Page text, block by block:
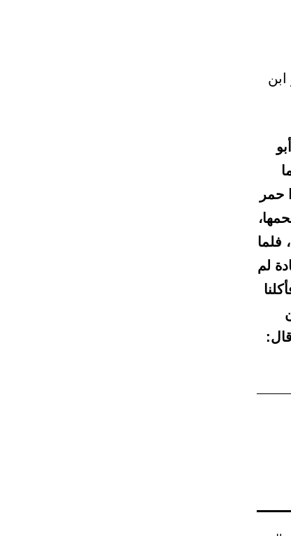
حمر
فلما
لم